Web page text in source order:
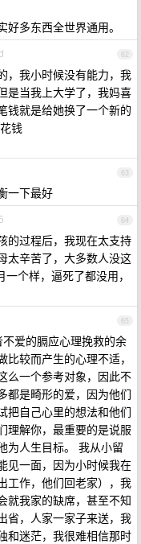
多东西全世界通用。
62
，我小时候没有能力，我
是当我上大学了，我妈喜
钱就是给她换了一个新的
钱
63
一下最好
64
的过程后，我现在太支持
太辛苦了，大多数人没这
个样，逼死了都没用，
65
爱的膈应心理挽救的余
较而产生的心理不适，
么一个参考对象，因此不
都是畸形的爱，因为他们
把自己心里的想法和他们
理解你，最重要的是说服
为人生目标。 我从小留
见一面，因为小时候我在
工作，他们回老家），我
就我家的缺席，甚至不知
省，人家一家子来送，我
和迷茫，我很难相信那时